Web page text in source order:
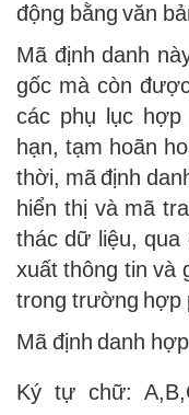
động bằng văn
Mã định danh
gốc mà còn
các phụ lục
hạn, tạm hoãn
thời, mã định
hiển thị và mã
thác dữ liệu,
xuất thông tin và
trong trường hợp
Mã định danh
Ký tự chữ: